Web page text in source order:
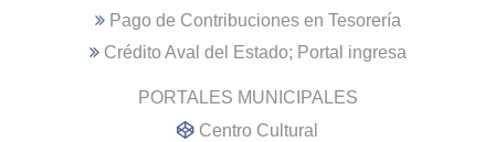
Pago de Contribuciones en Tesorería
Crédito Aval del Estado; Portal ingresa
PORTALES MUNICIPALES
Centro Cultural